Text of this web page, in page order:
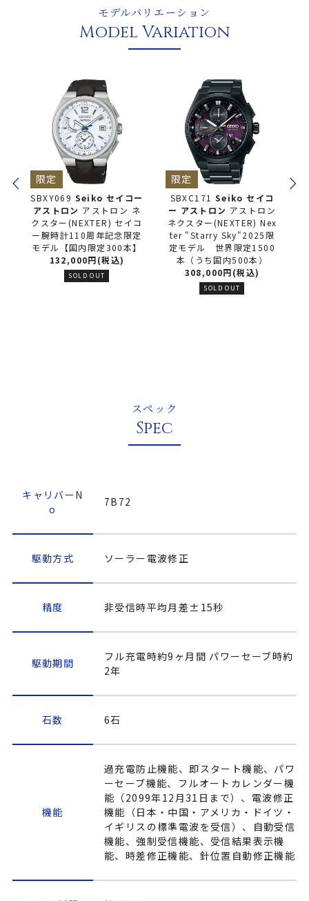
モデルバリエーション
Model Variation
SBXC171 Seiko セイコ
ー アストロンアストロン
ネクスター(NEXTER) Nex
ter "Starry Sky"2025限
定モデル 世界限定1500
本（うち国内500本）
限定
308,000円(税込)
SBXD029 Seiko セイコ
ー アストロン アストロン
ネクスター(NEXTER) Nex
ter "Starry Sky"2025限
定モデル 世界限定1500
本（うち国内500本）
限定
販売価格 297,000円(税
込)
スペック
Spec
キャリバーN
o
7B72
駆動方式 ソーラー電波修正
精度 非受信時平均月差±15秒
駆動期間
フル充電時約9ヶ月間 パワーセーブ時約
2年
石数 6石
機能
過充電防止機能、即スタート機能、パワ
ーセーブ機能、フルオートカレンダー機
能（2099年12月31日まで）、電波修正
機能（日本・中国・アメリカ・ドイツ・
イギリスの標準電波を受信）、自動受信
機能、強制受信機能、受信結果表示機
能、時差修正機能、針位置自動修正機能